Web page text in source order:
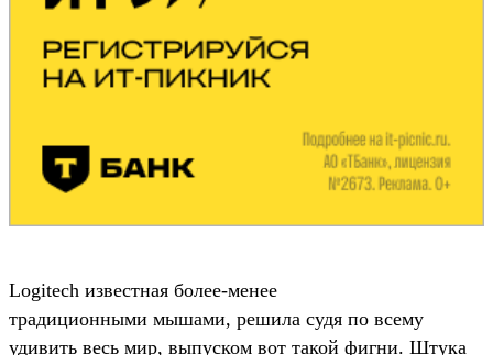
Logitech известная более-менее
традиционными мышами, решила судя по всему
удивить весь мир, выпуском вот такой фигни. Штука